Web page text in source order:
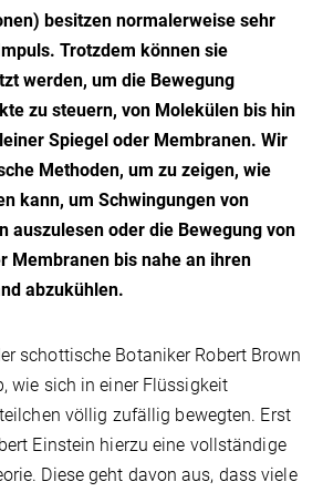
besitzen normalerweise sehr
Trotzdem können sie
werden, um die Bewegung
zu steuern, von Molekülen bis hin
Spiegel oder Membranen. Wir
Methoden, um zu zeigen, wie
kann, um Schwingungen von
auszulesen oder die Bewegung von
Membranen bis nahe an ihren
abzukühlen.
schottische Botaniker Robert Brown
wie sich in einer Flüssigkeit
völlig zufällig bewegten. Erst
Einstein hierzu eine vollständige
Diese geht davon aus, dass viele